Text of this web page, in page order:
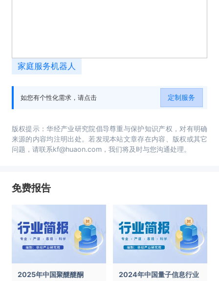
家庭服务机器人
如您有个性化需求，请点击 定制服务
版权提示：华经产业研究院倡导尊重与保护知识产权，对有明确
来源的内容均注明出处。若发现本站文章存在内容、版权或其它
问题，请联系kf@huaon.com，我们将及时与您沟通处理。
免费报告
2025年中国聚醚醚酮
2024年中国量子信息行业